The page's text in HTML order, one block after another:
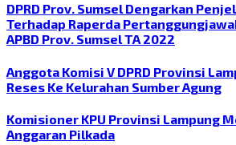
DPRD Prov. Sumsel Dengarkan
Terhadap Raperda
APBD Prov. Sumsel TA 2022
Anggota Komisi V DPRD Provinsi
Reses Ke Kelurahan Sumber Agung
Komisioner KPU Provinsi Lampung
Anggaran Pilkada